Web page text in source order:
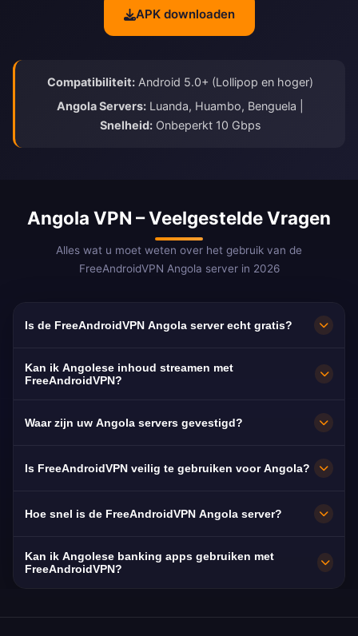
APK downloaden
Compatibiliteit: Android 5.0+ (Lollipop en hoger)
Angola Servers: Luanda, Huambo, Benguela |
Snelheid:Onbeperkt 10 Gbps
Angola VPN – Veelgestelde Vragen
Alles wat u moet weten over het gebruik van de
FreeAndroidVPN Angola server in 2026
Is de FreeAndroidVPN Angola server echt gratis?
gratis zonder verborgen kosten, proefperiodes
tot Angola VPN servers in Luanda, Huambo en
Kan ik Angolese inhoud streamen met
FreeAndroidVPN?
voor het streamen op Angolese platforms
meeste gebruikers genieten van HD-streaming
Waar zijn uw Angola servers gevestigd?
servers in Angola inclusief Luanda, Huambo en
verbindingen voor maximale snelheid.
Is FreeAndroidVPN veilig te gebruiken voor Angola?
AES-256 versleuteling. We handhaven een
surfactiviteiten blijven volledig privé.
Hoe snel is de FreeAndroidVPN Angola server?
snelheden met 10 Gbps netwerkcapaciteit. De
ongeveer 20 Mbps, en onze VPN is
Kan ik Angolese banking apps gebruiken met
FreeAndroidVPN?
toegang tot Angolese bankdiensten vanuit het